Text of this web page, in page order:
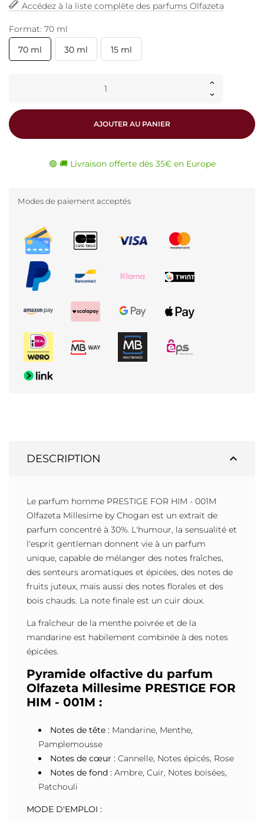
Accédez à la liste complète des parfums Olfazeta
Format: 70 ml
70 ml
30 ml 15 ml
AJOUTER AU PANIER
🟢 🚚 Livraison offerte dès 35€ en Europe
Modes de paiement acceptés
expand_less
DESCRIPTION
Le parfum homme PRESTIGE FOR HIM - 001M
Olfazeta Millesime by Chogan est un extrait de
parfum concentré à 30%. L'humour, la sensualité et
l'esprit gentleman donnent vie à un parfum
unique, capable de mélanger des notes fraîches,
des senteurs aromatiques et épicées, des notes de
fruits juteux, mais aussi des notes florales et des
bois chauds. La note finale est un cuir doux.
La fraîcheur de la menthe poivrée et de la
mandarine est habilement combinée à des notes
épicées.
Pyramide olfactive du parfum
Olfazeta Millesime PRESTIGE FOR
HIM - 001M :
Notes de tête : Mandarine, Menthe,
Pamplemousse
Notes de cœur : Cannelle, Notes épicés, Rose
Notes de fond : Ambre, Cuir, Notes boisées,
Patchouli
MODE D'EMPLOI :